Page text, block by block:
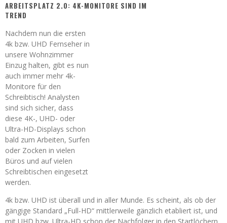
ARBEITSPLATZ 2.0: 4K-MONITORE SIND IM
TREND
Nachdem nun die ersten
4k bzw. UHD Fernseher in
unsere Wohnzimmer
Einzug halten, gibt es nun
auch immer mehr 4k-
Monitore für den
Schreibtisch! Analysten
sind sich sicher, dass
diese 4K-, UHD- oder
Ultra-HD-Displays schon
bald zum Arbeiten, Surfen
oder Zocken in vielen
Büros und auf vielen
Schreibtischen eingesetzt
werden.
4k bzw. UHD ist überall und in aller Munde. Es scheint, als ob der
gängige Standard „Full-HD“ mittlerweile gänzlich etabliert ist, und